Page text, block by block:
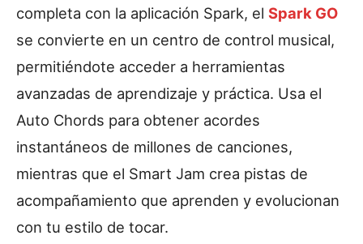
completa con la aplicación Spark, el Spark GO
se convierte en un centro de control musical,
permitiéndote acceder a herramientas
avanzadas de aprendizaje y práctica. Usa el
Auto Chords para obtener acordes
instantáneos de millones de canciones,
mientras que el Smart Jam crea pistas de
acompañamiento que aprenden y evolucionan
con tu estilo de tocar.